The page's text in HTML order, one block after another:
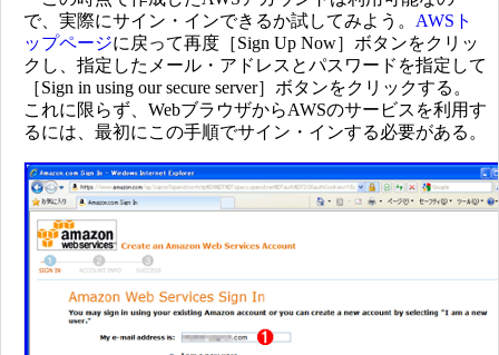
で、実際にサイン・インできるか試してみよう。 AWSト
ップページに戻って再度［Sign Up Now］ボタンをクリッ
クし、指定したメール・アドレスとパスワードを指定して
［Sign in using our secure server］ボタンをクリックする。
これに限らず、WebブラウザからAWSのサービスを利用す
るには、最初にこの手順でサイン・インする必要がある。